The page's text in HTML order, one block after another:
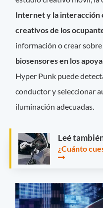
Internet y la interacción
creativos de los
información o crear sobre
biosensores en los
Hyper Punk puede
conductor y seleccionar
iluminación adecuadas.
Leé
¿Cuánto